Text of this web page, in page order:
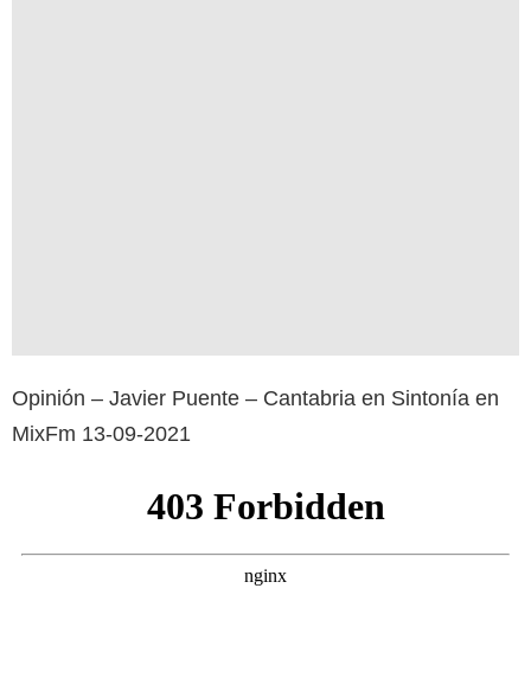
Opinión – Javier Puente – Cantabria en Sintonía en
MixFm 13-09-2021